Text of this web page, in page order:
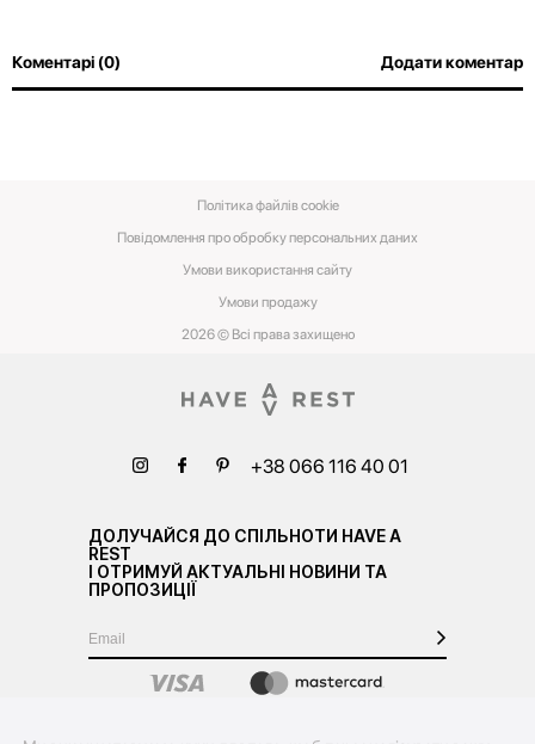
Коментарі (0) Додати коментар
2026 © Всі права захищено
Повідомлення про обробку персональних даних
Умови використання сайту
Умови‌ ‌продажу‌
Політика файлів cookie
+38 066 116 40 01
ДОЛУЧАЙСЯ ДО СПІЛЬНОТИ HAVE A
REST
І ОТРИМУЙ АКТУАЛЬНІ НОВИНИ ТА
ПРОПОЗИЦІЇ